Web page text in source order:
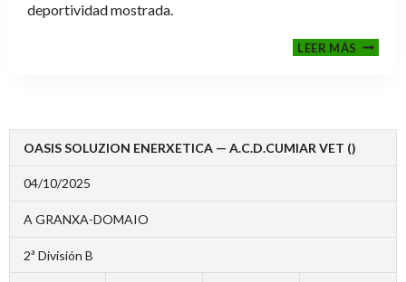
deportividad mostrada.
LEER MÁS
2024-
OASIS SOLUZION ENERXETICA — A.C.D.CUMIAR VET ()
04/10/2025
A GRANXA-DOMAIO
2ª División B